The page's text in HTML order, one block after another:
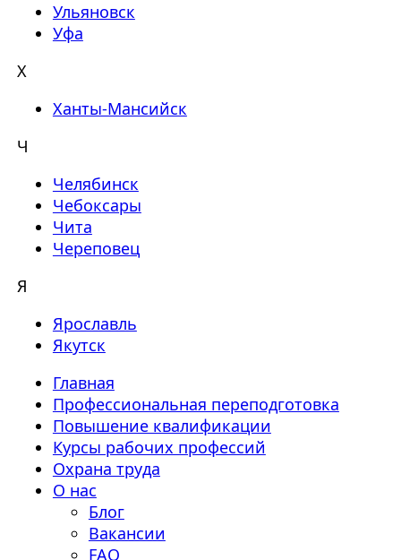
Ульяновск
Уфа
Х
Ханты-Мансийск
Ч
Челябинск
Чебоксары
Чита
Череповец
Я
Ярославль
Якутск
Главная
Профессиональная переподготовка
Повышение квалификации
Курсы рабочих профессий
Охрана труда
О нас
Блог
Вакансии
FAQ